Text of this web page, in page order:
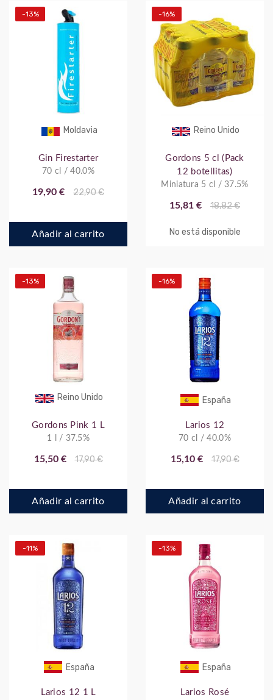
Moldavia
-13%
Gin Firestarter
70 cl / 40.0%
19,90 € 22,90 €
Añadir al carrito
Reino Unido
-16%
Gordons 5 cl (Pack
12 botellitas)
Miniatura 5 cl / 37.5%
15,81 € 18,82 €
No está disponible
Reino Unido
-13%
Gordons Pink 1 L
1 l / 37.5%
15,50 € 17,90 €
Añadir al carrito
España
-16%
Larios 12
70 cl / 40.0%
15,10 € 17,90 €
Añadir al carrito
España
-11%
Larios 12 1 L
España
-13%
Larios Rosé